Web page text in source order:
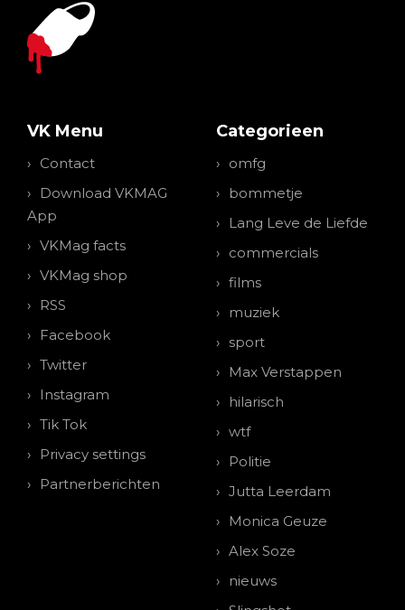
VK Menu
Contact
Download VKMAG
App
VKMag facts
VKMag shop
RSS
Facebook
Twitter
Instagram
Tik Tok
Privacy settings
Partnerberichten
Categorieen
omfg
bommetje
Lang Leve de Liefde
commercials
films
muziek
sport
Max Verstappen
hilarisch
wtf
Politie
Jutta Leerdam
Monica Geuze
Alex Soze
nieuws